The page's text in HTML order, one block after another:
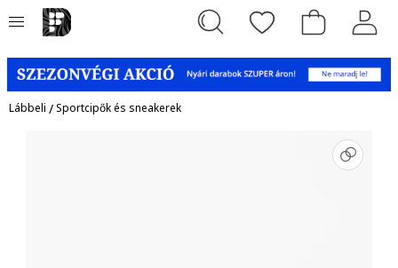
Lábbeli /Sportcipők és sneakerek